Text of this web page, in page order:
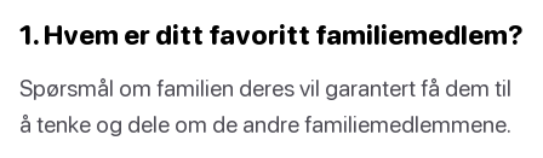
1. Hvem er ditt favoritt familiemedlem?
Spørsmål om familien deres vil garantert få dem til
å tenke og dele om de andre familiemedlemmene.